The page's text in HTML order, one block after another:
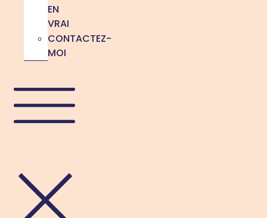
EN
VRAI
CONTACTEZ-
MOI